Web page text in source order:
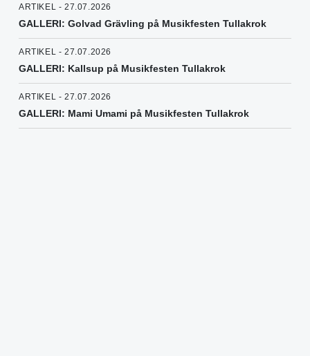
ARTIKEL - 27.07.2026
GALLERI: Golvad Grävling på Musikfesten Tullakrok
ARTIKEL - 27.07.2026
GALLERI: Kallsup på Musikfesten Tullakrok
ARTIKEL - 27.07.2026
GALLERI: Mami Umami på Musikfesten Tullakrok